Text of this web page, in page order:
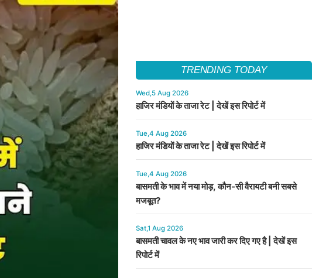
TRENDING TODAY
Wed,5 Aug 2026
हाजिर मंडियों के ताजा रेट | देखें इस रिपोर्ट में
Tue,4 Aug 2026
हाजिर मंडियों के ताजा रेट | देखें इस रिपोर्ट में
Tue,4 Aug 2026
बासमती के भाव में नया मोड़, कौन-सी वैरायटी बनी सबसे
मजबूत?
Sat,1 Aug 2026
बासमती चावल के नए भाव जारी कर दिए गए है | देखें इस
रिपोर्ट में